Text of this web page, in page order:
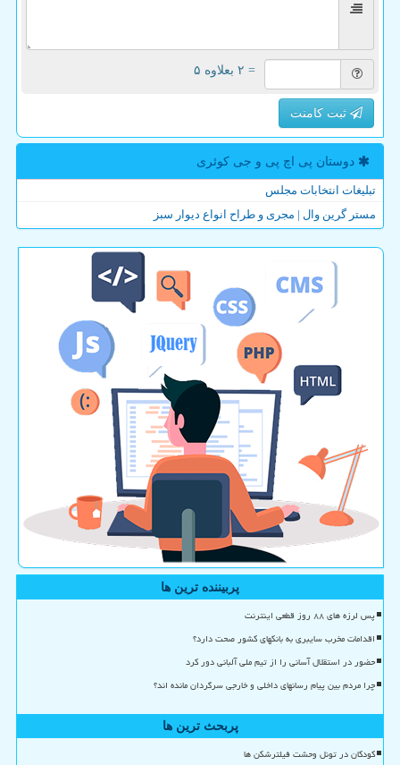
= ۲ بعلاوه ۵
ثبت کامنت
دوستان پی اچ پی و جی كوئری
تبلیغات انتخابات مجلس
مستر گرین وال | مجری و طراح انواع دیوار سبز
پربیننده ترین ها
پس لرزه های ۸۸ روز قطعی اینترنت
اقدامات مخرب سایبری به بانکهای کشور صحت دارد؟
حضور در استقلال آسانی را از تیم ملی آلبانی دور کرد
چرا مردم بین پیام رسانهای داخلی و خارجی سرگردان مانده اند؟
پربحث ترین ها
کودکان در تونل وحشت فیلترشکن ها